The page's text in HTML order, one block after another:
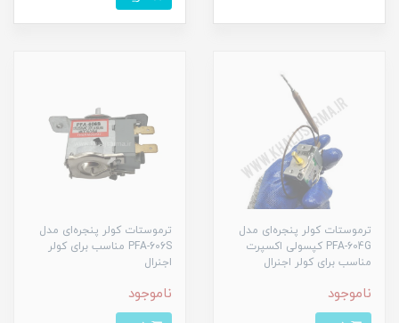
ترموستات کولر پنجره‌ای مدل
PFA-604G کپسولی اکسپرت
مناسب برای کولر اجنرال
ناموجود
ترموستات کولر پنجره‌ای مدل
PFA-606S مناسب برای کولر
اجنرال
ناموجود